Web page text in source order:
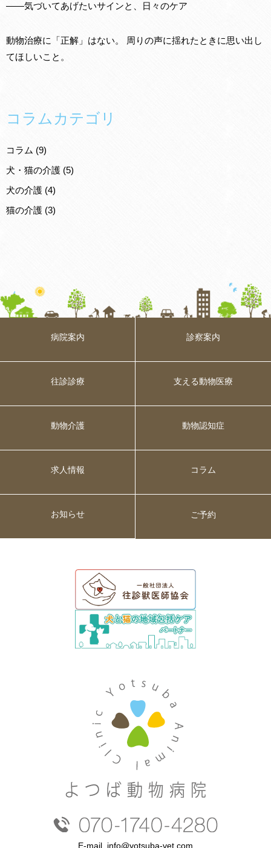
——気づいてあげたいサインと、日々のケア
動物治療に「正解」はない。 周りの声に揺れたときに思い出し
てほしいこと。
コラムカテゴリ
コラム (9)
犬・猫の介護 (5)
犬の介護 (4)
猫の介護 (3)
病院案内 診察案内
往診診療 支える動物医療
動物介護 動物認知症
求人情報 コラム
お知らせ ご予約
E-mail. info@yotsuba-vet.com